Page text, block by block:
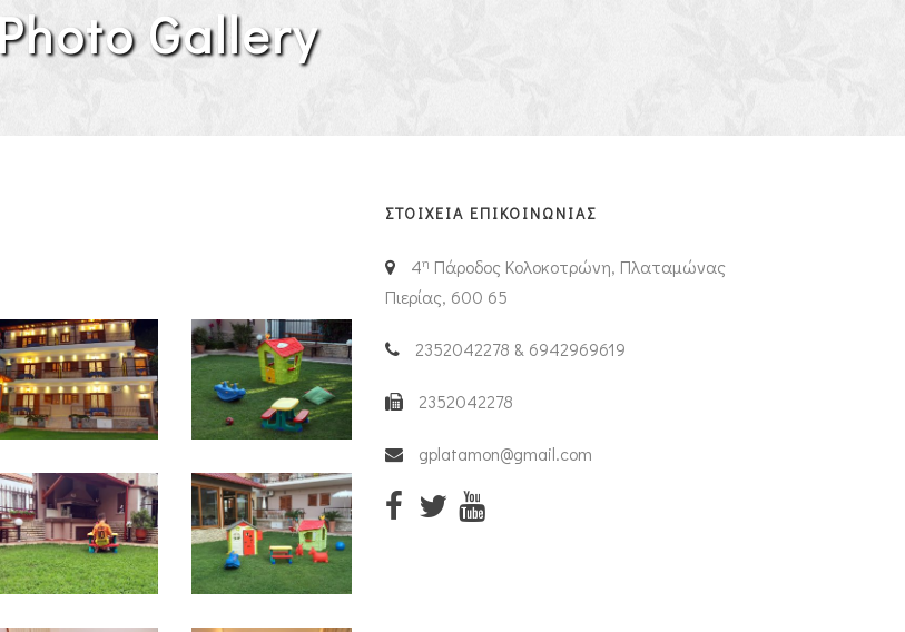
Photo Gallery
ΣΤΟΙΧΕΙΑ ΕΠΙΚΟΙΝΩΝΙΑΣ
4η Πάροδος Κολοκοτρώνη, Πλαταμώνας
Πιερίας, 600 65
2352042278 & 6942969619
2352042278
gplatamon@gmail.com